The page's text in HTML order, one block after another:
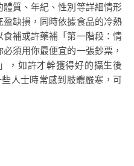
質、年紀、性別等詳細情形
缺損，同時依據食品的冷熱
補或許藥補「第一階段：情
須用你最便宜的一張鈔票，
，如許才幹獲得好的攝生後
人士時常感到肢體嚴寒，可